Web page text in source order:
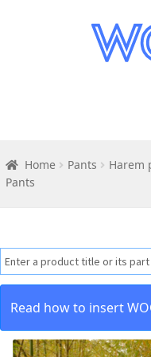
Home Pants Harem
Pants
Read how to insert